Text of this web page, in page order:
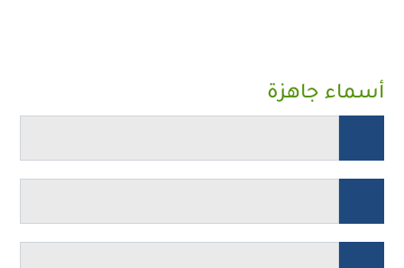
أسماء جاهزة